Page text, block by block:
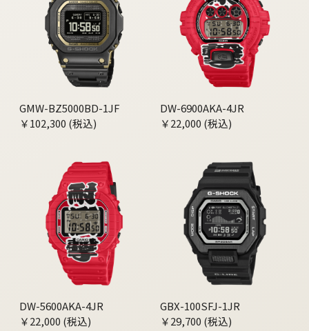
GMW-BZ5000BD-1JF
￥102,300 (税込)
DW-6900AKA-4JR
￥22,000 (税込)
DW-5600AKA-4JR
￥22,000 (税込)
GBX-100SFJ-1JR
￥29,700 (税込)